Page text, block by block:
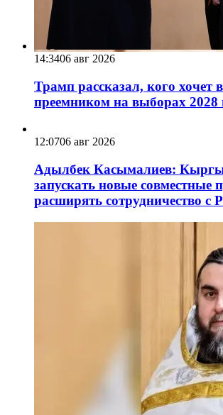
14:3406 авг 2026
Трамп рассказал, кого хочет
преемником на выборах 2028
12:0706 авг 2026
Адылбек Касымалиев:
запускать новые совместные
расширять сотрудничество с